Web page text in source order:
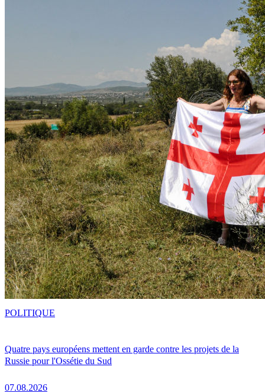
Quatre pays européens mettent en garde contre les projets de la
Russie pour l'Ossétie du Sud
07.08.2026
POLITIQUE